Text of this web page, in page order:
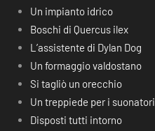
Un impianto idrico
Boschi di Quercus ilex
L’assistente di Dylan Dog
Un formaggio valdostano
Si tagliò un orecchio
Un treppiede per i suonatori
Disposti tutti intorno